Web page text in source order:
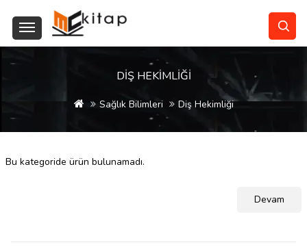
DIŞ HEKIMLIĞI
Sağlık Bilimleri Diş Hekimliği
Bu kategoride ürün bulunamadı.
Devam